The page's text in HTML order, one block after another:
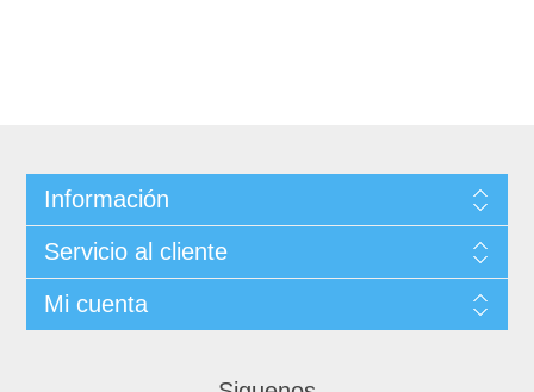
Información
Servicio al cliente
Mi cuenta